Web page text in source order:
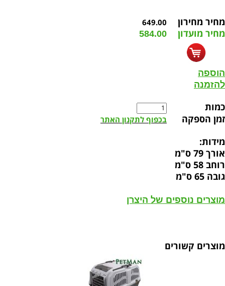
מחיר מחירון 649.00
מחיר מועדון 584.00
הוספה
להזמנה
כמות
זמן הספקה
בכפוף לתקנון האתר
מידות:
אורך 79 ס"מ
רוחב 58 ס"מ
גובה 65 ס"מ
מוצרים נוספים של היצרן
מוצרים קשורים